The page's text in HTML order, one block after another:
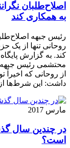
اصلاح‌طلبان
به همکاری کند
رئیس جبهه
روحانی تنها از یک
کند. به گزارش
محتشمی رئیس
از روحانی که
داشت: این شرط‌ها
مارس 2017
در چندین سال
است؟